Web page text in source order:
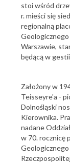
stoi wśród
r. mieści się
regionalną
Warszawie,
będącą w
Założony w
Teisseyre'a -
Dolnośląski
Kierownika.
nadane
w 70. rocznicę
Geologicznego